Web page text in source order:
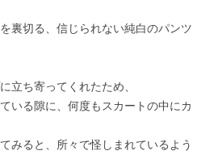
裏切る、信じられない純白のパンツ
立ち寄ってくれたため、
いる隙に、何度もスカートの中にカ
みると、所々で怪しまれているよう